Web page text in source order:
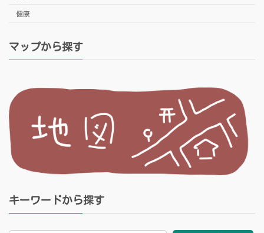
健康
マップから探す
キーワードから探す